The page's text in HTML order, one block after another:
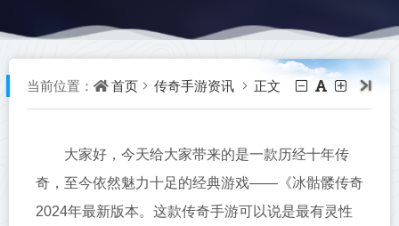
当前位置： 首页 传奇手游资讯 正文
大家好，今天给大家带来的是一款历经十年传
奇，至今依然魅力十足的经典游戏——《冰骷髅传奇
2024年最新版本。这款传奇手游可以说是最有灵性